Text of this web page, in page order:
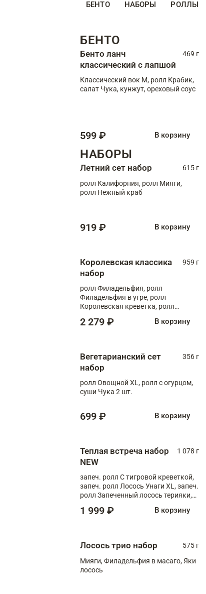
БЕНТО НАБОРЫ РОЛЛЫ
БЕНТО
Бенто ланч
классический с лапшой
469 г
Классический вок М, ролл Крабик,
салат Чука, кунжут, ореховый соус
599 ₽ В корзину
НАБОРЫ
Летний сет набор
615 г
ролл Калифорния, ролл Мияги,
ролл Нежный краб
919 ₽ В корзину
Королевская классика
набор
959 г
ролл Филадельфия, ролл
Филадельфия в угре, ролл
Королевская креветка, ролл
2 279 ₽ В корзину
Вегетарианский сет
набор
356 г
ролл Овощной XL, ролл с огурцом,
суши Чука 2 шт.
699 ₽ В корзину
Теплая встреча набор
NEW
1 078 г
запеч. ролл С тигровой креветкой,
запеч. ролл Лосось Унаги XL, запеч.
ролл Запеченный лосось терияки,
1 999 ₽ В корзину
Лосось трио набор
575 г
Мияги, Филадельфия в масаго, Яки
лосось